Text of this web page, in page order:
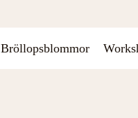
Bröllopsblommor